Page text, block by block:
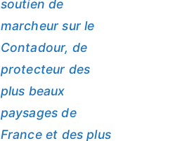
soutien de
marcheur sur le
Contadour, de
protecteur des
plus beaux
paysages de
France et des plus